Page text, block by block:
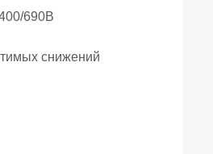
690В
снижений